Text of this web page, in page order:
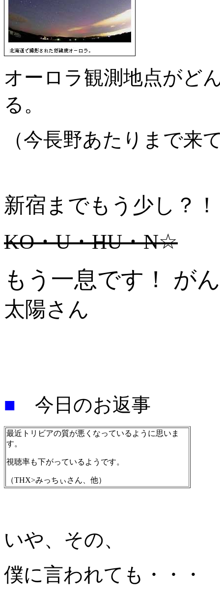
オーロラ観測地点がど
る。
（今長野あたりまで来
新宿までもう少し？！
KO・U・HU・N☆
もう一息です！ が
太陽さん
■ 今日のお返事
最近トリビアの質が悪くなっているように思いま
す。
視聴率も下がっているようです。
（THX>みっちぃさん、他）
いや、その、
僕に言われても・・・